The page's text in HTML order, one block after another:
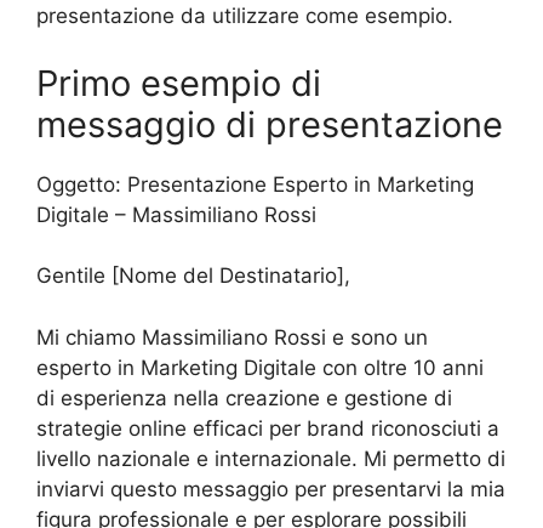
presentazione da utilizzare come esempio.
Primo esempio di
messaggio di presentazione
Oggetto: Presentazione Esperto in Marketing
Digitale – Massimiliano Rossi
Gentile [Nome del Destinatario],
Mi chiamo Massimiliano Rossi e sono un
esperto in Marketing Digitale con oltre 10 anni
di esperienza nella creazione e gestione di
strategie online efficaci per brand riconosciuti a
livello nazionale e internazionale. Mi permetto di
inviarvi questo messaggio per presentarvi la mia
figura professionale e per esplorare possibili